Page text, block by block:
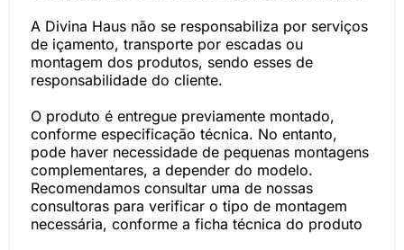
A Divina Haus não se responsabiliza por serviços
de içamento, transporte por escadas ou
montagem dos produtos, sendo esses de
responsabilidade do cliente.
O produto é entregue previamente montado,
conforme especificação técnica. No entanto,
pode haver necessidade de pequenas montagens
complementares, a depender do modelo.
Recomendamos consultar uma de nossas
consultoras para verificar o tipo de montagem
necessária, conforme a ficha técnica do produto